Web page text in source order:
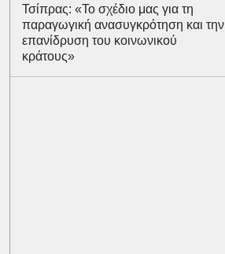
Τσίπρας: «Το σχέδιο μας για τη
παραγωγική ανασυγκρότηση και την
επανίδρυση του κοινωνικού
κράτους»